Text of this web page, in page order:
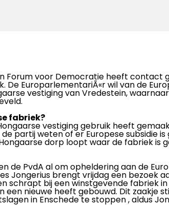
Forum voor Democratie heeft contact
De EuroparlementariÃ«r wil van de
vestiging van Vredestein,
fabriek?
vestiging gebruik heeft
partij weten of er Europese subsidie
dorp loopt waar de fabriek is
de PvdA al om opheldering aan de
Jongerius brengt vrijdag een bezoek
schrapt bij een winstgevende fabriek in
een nieuwe heeft gebouwd. Dit zaakje
in Enschede te stoppen , aldus